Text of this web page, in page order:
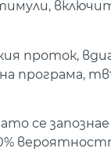
проток,
програма,
се